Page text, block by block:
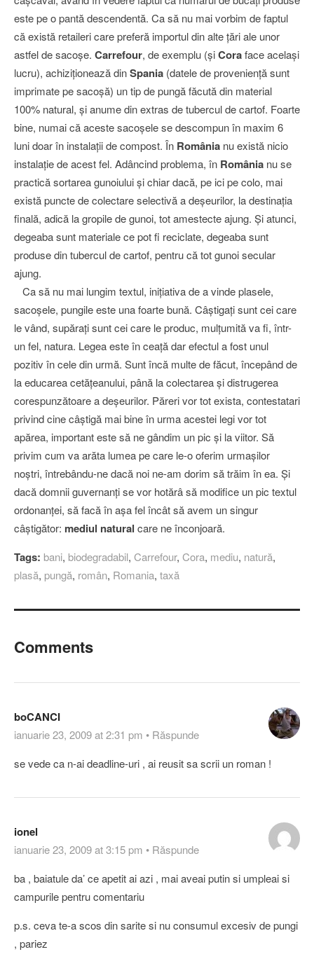
este pe o pantă descendentă. Ca să nu mai vorbim de faptul
că există retaileri care preferă importul din alte ţări ale unor
astfel de sacoşe. Carrefour, de exemplu (şiCoraface acelaşi
lucru), achiziţionează dinSpania (datele de provenienţă sunt
imprimate pe sacoşă) un tip de pungă făcută din material
100% natural, şi anume din extras de tubercul de cartof. Foarte
bine, numai că aceste sacoşele se descompun în maxim 6
luni doar în instalaţii de compost. În România nu există nicio
instalaţie de acest fel. Adâncind problema, în România nu se
practică sortarea gunoiului şi chiar dacă, pe ici pe colo, mai
există puncte de colectare selectivă a deşeurilor, la destinaţia
finală, adică la gropile de gunoi, tot amestecte ajung. Şi atunci,
degeaba sunt materiale ce pot fi reciclate, degeaba sunt
produse din tubercul de cartof, pentru că tot gunoi secular
ajung.
Ca să nu mai lungim textul, iniţiativa de a vinde plasele,
sacoşele, pungile este una foarte bună. Câştigaţi sunt cei care
le vând, supăraţi sunt cei care le produc, mulţumită va fi, într-
un fel, natura. Legea este în ceaţă dar efectul a fost unul
pozitiv în cele din urmă. Sunt încă multe de făcut, începând de
la educarea cetăţeanului, până la colectarea şi distrugerea
corespunzătoare a deşeurilor. Păreri vor tot exista, contestatari
privind cine câştigă mai bine în urma acestei legi vor tot
apărea, important este să ne gândim un pic şi la viitor. Să
privim cum va arăta lumea pe care le-o oferim urmaşilor
noştri, întrebându-ne dacă noi ne-am dorim să trăim în ea. Şi
dacă domnii guvernanţi se vor hotărâ să modifice un pic textul
ordonanţei, să facă în aşa fel încât să avem un singur
câştigător: mediul natural care ne înconjoară.
Tags: bani, biodegradabil, Carrefour, Cora, mediu, natură,
plasă, pungă, român, Romania, taxă
Comments
boCANCI
ianuarie 23, 2009 at 2:31 pm • Răspunde
se vede ca n-ai deadline-uri , ai reusit sa scrii un roman !
ionel
ianuarie 23, 2009 at 3:15 pm • Răspunde
ba , baiatule da’ ce apetit ai azi , mai aveai putin si umpleai si
campurile pentru comentariu
p.s. ceva te-a scos din sarite si nu consumul excesiv de pungi
, pariez